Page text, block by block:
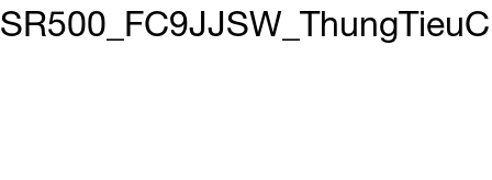
Thùng
Tiêu